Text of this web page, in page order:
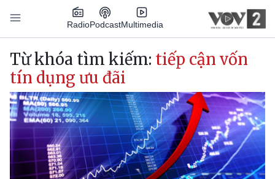
Nhảy đến nội dung
RadioPodcastMultimedia
Main navigation
Từ khóa tìm kiếm: tiếp cận vốn
tín dụng ưu đãi